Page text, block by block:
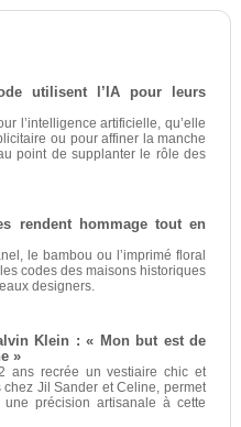
utilisent l’IA pour leurs
l’intelligence artificielle, qu’elle
ou pour affiner la manche
point de supplanter le rôle des
rendent hommage tout en
le bambou ou l’imprimé floral
codes des maisons historiques
designers.
Klein : « Mon but est de
»
ans recrée un vestiaire chic et
Jil Sander et Celine, permet
une précision artisanale à cette